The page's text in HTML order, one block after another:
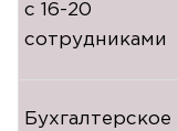
с 16-20
сотрудниками
Бухгалтерское